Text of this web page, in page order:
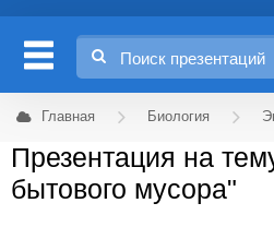
Главная Биология
Презентация на
бытового мусора"